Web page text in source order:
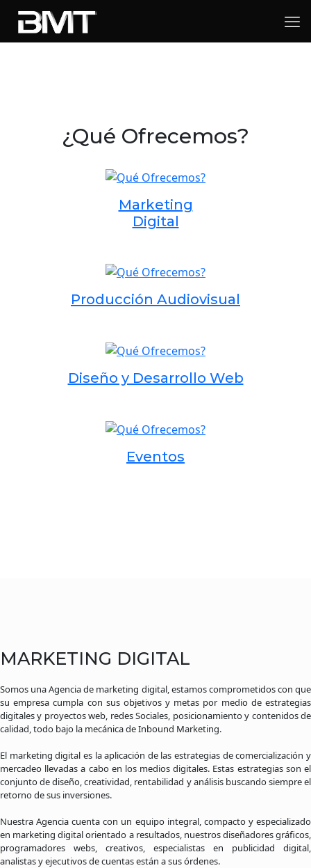
¿Qué Ofrecemos?
Marketing
Digital
Producción Audiovisual
Diseño y Desarrollo Web
Eventos
MARKETING DIGITAL
Somos una Agencia de marketing digital, estamos comprometidos con que
su empresa cumpla con sus objetivos y metas por medio de estrategias
digitales y proyectos web, redes Sociales, posicionamiento y contenidos de
calidad, todo bajo la mecánica de Inbound Marketing.
El marketing digital es la aplicación de las estrategias de comercialización y
mercadeo llevadas a cabo en los medios digitales. Estas estrategias son el
conjunto de diseño, creatividad, rentabilidad y análisis buscando siempre el
retorno de sus inversiones.
Nuestra Agencia cuenta con un equipo integral, compacto y especializado
en marketing digital orientado a resultados, nuestros diseñadores gráficos,
programadores webs, creativos, especialistas en publicidad digital,
analistas y ejecutivos de cuentas están a sus órdenes.